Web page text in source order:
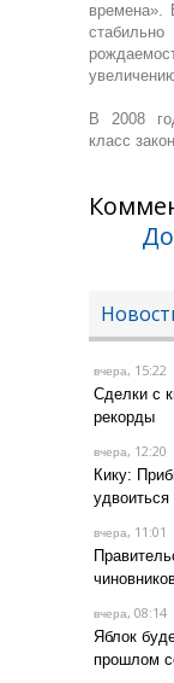
времена».
В 2008
класс
вчера, 15:22
Сделки с
рекорды
вчера, 12:20
Кику:
удвоиться
вчера, 11:01
вчера, 08:14
Яблок
прошлом